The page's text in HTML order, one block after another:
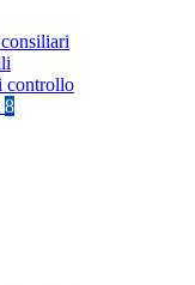
controllo
8